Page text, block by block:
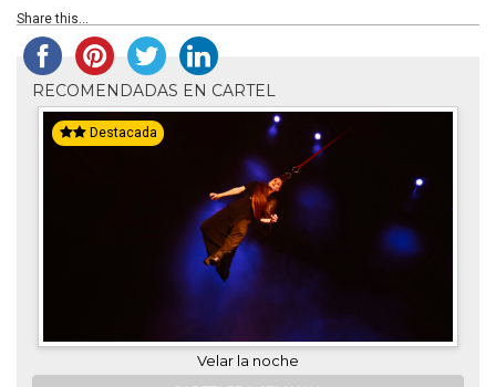
Share this...
RECOMENDADAS EN CARTEL
Destacada
Velar la noche